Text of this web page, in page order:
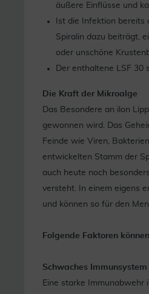
äußere Einflüsse und
Ist die Infektion bereits
Spiralin dazu beiträgt,
oder unschöne
Der enthaltene LSF 30
Die Kraft der Mikroalge
Das Besondere an ilon
gewonnen wird. Das
Feinde wie Viren,
entwickelten Stamm der
auch heute noch
versteht. In einem eigens
und können so für den
Folgende Faktoren
Schwaches Immunsystem
Eine starke Immunabwehr